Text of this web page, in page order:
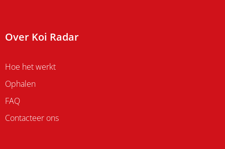
Over Koi Radar
Hoe het werkt
Ophalen
FAQ
Contacteer ons